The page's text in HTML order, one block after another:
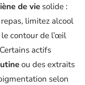
de vie solide :
limitez alcool
contour de l’œil
actifs
ou des extraits
selon